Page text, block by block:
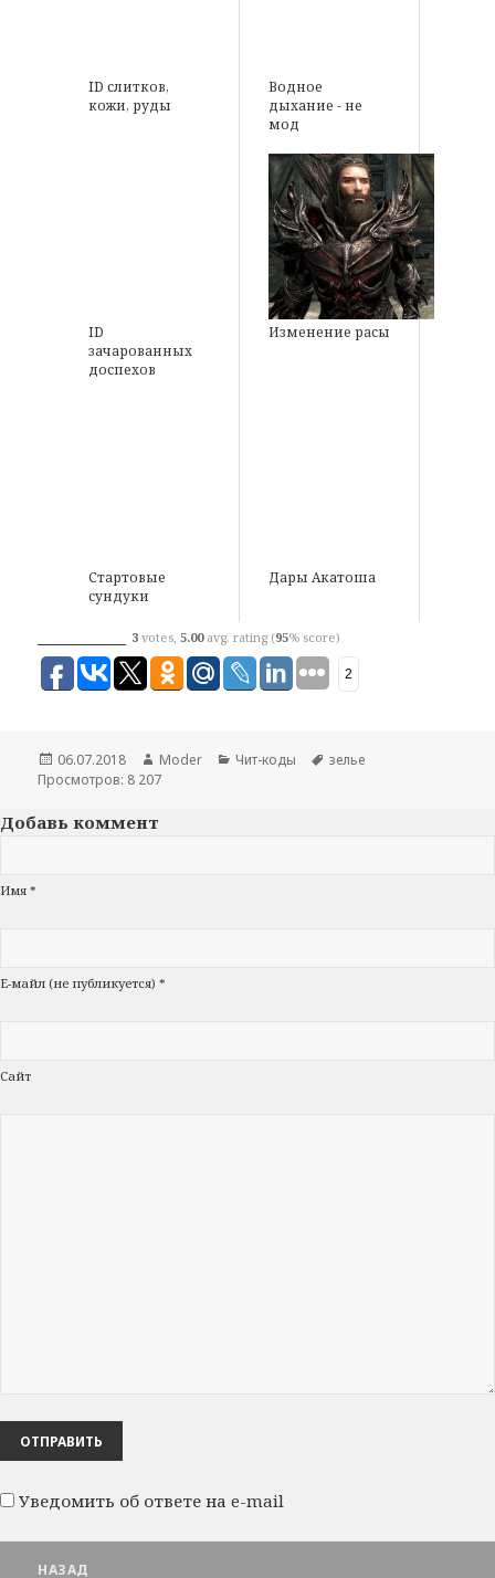
ID слитков,
кожи, руды
Водное
дыхание - не
мод
ID
зачарованных
доспехов
Изменение расы
Стартовые
сундуки
Дары Акатоша
3 votes,5.00avg. rating (95% score)
2
Опубликовано
06.07.2018 Автор
Moder Рубрики
Чит-коды Метки
зелье
Просмотров: 8 207
Добавь коммент
Имя *
Е-майл (не публикуется) *
Сайт
Уведомить об ответе на e-mail
НАЗАД